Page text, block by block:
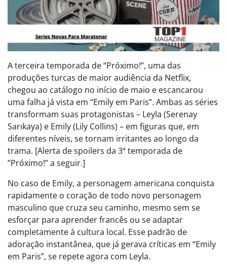
A terceira temporada de “Próximo!”, uma das
produções turcas de maior audiência da Netflix,
chegou ao catálogo no início de maio e escancarou
uma falha já vista em “Emily em Paris”. Ambas as séries
transformam suas protagonistas – Leyla (Serenay
Sarıkaya) e Emily (Lily Collins) – em figuras que, em
diferentes níveis, se tornam irritantes ao longo da
trama. [Alerta de spoilers da 3ª temporada de
“Próximo!” a seguir.]
No caso de Emily, a personagem americana conquista
rapidamente o coração de todo novo personagem
masculino que cruza seu caminho, mesmo sem se
esforçar para aprender francês ou se adaptar
completamente à cultura local. Esse padrão de
adoração instantânea, que já gerava críticas em “Emily
em Paris”, se repete agora com Leyla.